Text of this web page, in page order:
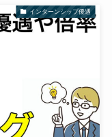
インターンシップ優遇